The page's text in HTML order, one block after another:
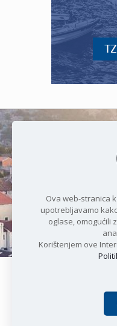
Čudesan
Copyright © 2021
Ova web-stranica
upotrebljavamo
oglase, omogućili
Korištenjem ove